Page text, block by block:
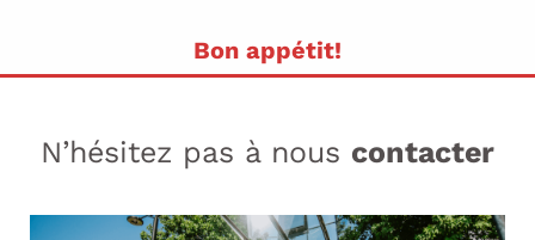
Bon appétit!
N’hésitez pas à nous contacter